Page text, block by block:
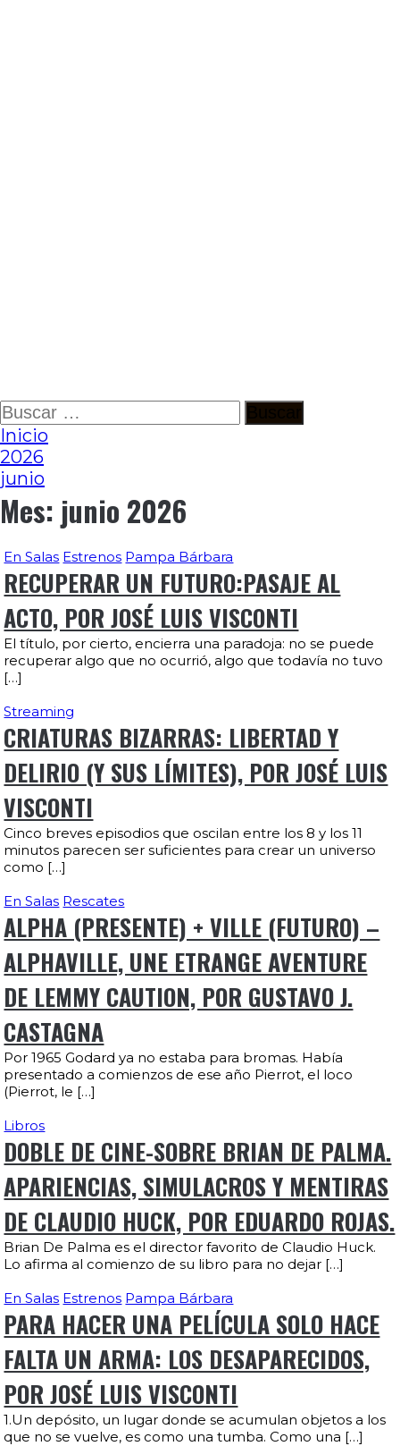
Ir
al
contenido
Buscar:
Inicio
2026
junio
Mes: junio 2026
En Salas Estrenos Pampa Bárbara
RECUPERAR UN FUTURO:PASAJE AL
ACTO, POR JOSÉ LUIS VISCONTI
El título, por cierto, encierra una paradoja: no se puede
recuperar algo que no ocurrió, algo que todavía no tuvo
[…]
Streaming
CRIATURAS BIZARRAS: LIBERTAD Y
DELIRIO (Y SUS LÍMITES), POR JOSÉ LUIS
VISCONTI
Cinco breves episodios que oscilan entre los 8 y los 11
minutos parecen ser suficientes para crear un universo
como […]
En Salas Rescates
ALPHA (PRESENTE) + VILLE (FUTURO) –
ALPHAVILLE, UNE ETRANGE AVENTURE
DE LEMMY CAUTION, POR GUSTAVO J.
CASTAGNA
Por 1965 Godard ya no estaba para bromas. Había
presentado a comienzos de ese año Pierrot, el loco
(Pierrot, le […]
Libros
DOBLE DE CINE-SOBRE BRIAN DE PALMA.
APARIENCIAS, SIMULACROS Y MENTIRAS
DE CLAUDIO HUCK, POR EDUARDO ROJAS.
Brian De Palma es el director favorito de Claudio Huck.
Lo afirma al comienzo de su libro para no dejar […]
En Salas Estrenos Pampa Bárbara
PARA HACER UNA PELÍCULA SOLO HACE
FALTA UN ARMA: LOS DESAPARECIDOS,
POR JOSÉ LUIS VISCONTI
1.Un depósito, un lugar donde se acumulan objetos a los
que no se vuelve, es como una tumba. Como una […]